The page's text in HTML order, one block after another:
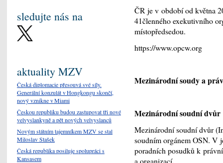
ČR je v období od května
41členného exekutivního
místopředsedou.
https://www.opcw.org
Mezinárodní soudy a
Mezinárodní soudní dvůr
Mezinárodní soudní dvůr
soudním orgánem OSN. V
poradních posudků k
sledujte nás na
aktuality MZV
Česká diplomacie přesouvá své síly.
Generální konzulát v Hongkongu skončí,
nový vznikne v Miami
Českou republiku budou zastupovat tři nové
velvyslankyně a pět nových velvyslanců
Novým státním tajemníkem MZV se stal
Miloslav Stašek
Česká republika posiluje spolupráci s
Kansasem